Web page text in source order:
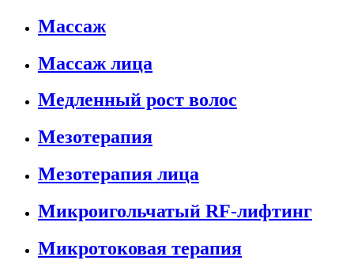
Массаж
Массаж лица
Медленный рост волос
Мезотерапия
Мезотерапия лица
Микроигольчатый RF-лифтинг
Микротоковая терапия